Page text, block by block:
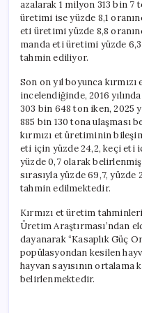
azalarak 1 milyon 313 bin
üretimi ise yüzde 8,1
eti üretimi yüzde 8,8
manda eti üretimi yüzde
tahmin ediliyor.
Son on yıl boyunca
incelendiğinde, 2016
303 bin 648 ton iken, 2025
885 bin 130 tona ulaşması
kırmızı et üretiminin
eti için yüzde 24,2, keçi eti
yüzde 0,7 olarak
sırasıyla yüzde 69,7,
tahmin edilmektedir.
Kırmızı et üretim
Üretim Araştırması’ndan
dayanarak “Kasaplık Güç
popülasyondan kesilen
hayvan sayısının ortalama
belirlenmektedir.